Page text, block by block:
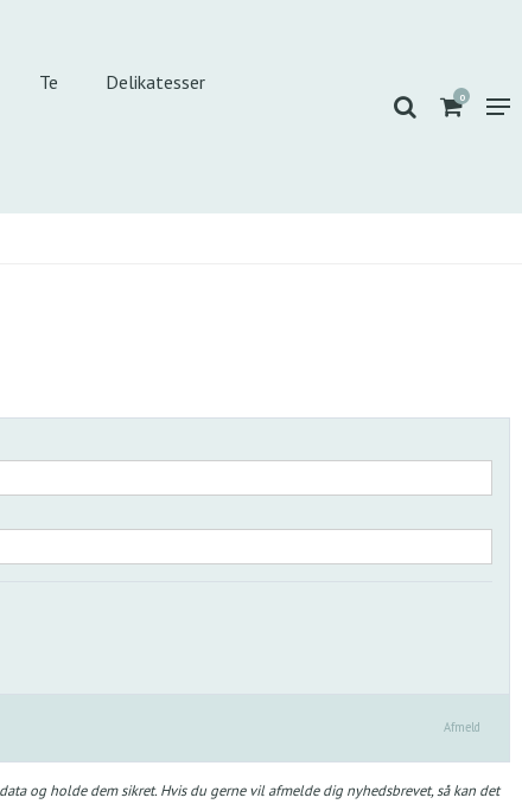
Te Delikatesser
0
Afmeld
og holde dem sikret. Hvis du gerne vil afmelde dig nyhedsbrevet, så kan det